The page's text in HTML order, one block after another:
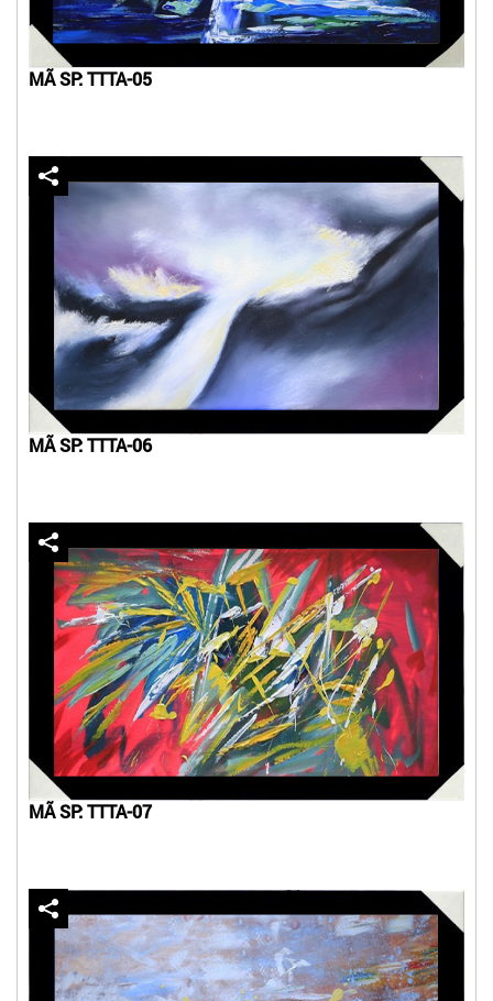
MÃ SP: TTTA-05
MÃ SP: TTTA-06
MÃ SP: TTTA-07